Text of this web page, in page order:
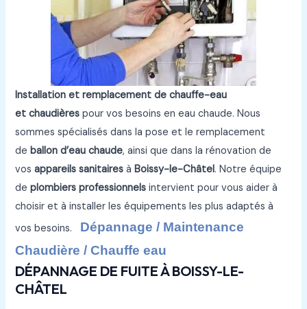
Installation et remplacement de chauffe-eau
et chaudières pour vos besoins en eau chaude. Nous
sommes spécialisés dans la pose et le remplacement
deballon d’eau chaude, ainsi que dans la rénovation de
vosappareils sanitaires àBoissy-le-Châtel. Notre équipe
deplombiers professionnels intervient pour vous aider à
choisir et à installer les équipements les plus adaptés à
vos besoins. Dépannage / Maintenance
Chaudière / Chauffe eau
DÉPANNAGE DE FUITE À BOISSY-LE-
CHÂTEL